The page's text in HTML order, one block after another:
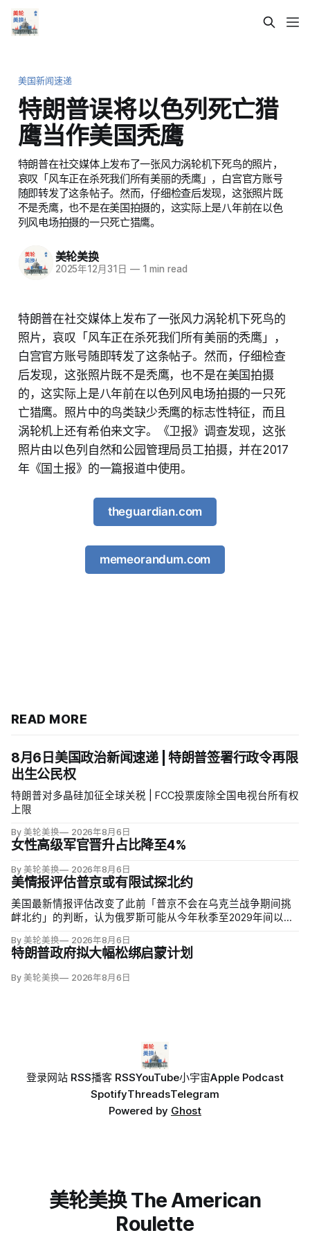
美国新闻速递
特朗普误将以色列死亡猎
鹰当作美国秃鹰
特朗普在社交媒体上发布了一张风力涡轮机下死鸟的照片，
哀叹「风车正在杀死我们所有美丽的秃鹰」，白宫官方账号
随即转发了这条帖子。然而，仔细检查后发现，这张照片既
不是秃鹰，也不是在美国拍摄的，这实际上是八年前在以色
列风电场拍摄的一只死亡猎鹰。
美轮美换
2025年12月31日 —1 min read
特朗普在社交媒体上发布了一张风力涡轮机下死鸟的
照片，哀叹「风车正在杀死我们所有美丽的秃鹰」，
白宫官方账号随即转发了这条帖子。然而，仔细检查
后发现，这张照片既不是秃鹰，也不是在美国拍摄
的，这实际上是八年前在以色列风电场拍摄的一只死
亡猎鹰。照片中的鸟类缺少秃鹰的标志性特征，而且
涡轮机上还有希伯来文字。《卫报》调查发现，这张
照片由以色列自然和公园管理局员工拍摄，并在2017
年《国土报》的一篇报道中使用。
theguardian.com
memeorandum.com
READ MORE
8月6日美国政治新闻速递 | 特朗普签署行政令再限
出生公民权
特朗普对多晶硅加征全球关税 | FCC投票废除全国电视台所有权
上限
By 美轮美换 2026年8月6日
女性高级军官晋升占比降至4%
By 美轮美换 2026年8月6日
美情报评估普京或有限试探北约
美国最新情报评估改变了此前「普京不会在乌克兰战争期间挑
衅北约」的判断，认为俄罗斯可能从今年秋季至2029年间以网
限陆地入侵仍属低概率，但风险随时间上升；俄军导弹落入波
兰、无人机进入罗马尼亚已被视为前兆。
By 美轮美换 2026年8月6日
特朗普政府拟大幅松绑启蒙计划
By 美轮美换 2026年8月6日
登录网站 RSS播客 RSSYouTube小宇宙Apple Podcast
SpotifyThreadsTelegram
Powered by Ghost
美轮美换 The American
Roulette